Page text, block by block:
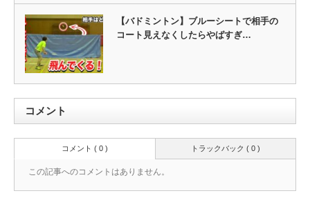
【バドミントン】ブルーシートで相手の
コート見えなくしたらやばすぎ…
コメント
トラックバック ( 0 )
コメント ( 0 )
この記事へのコメントはありません。